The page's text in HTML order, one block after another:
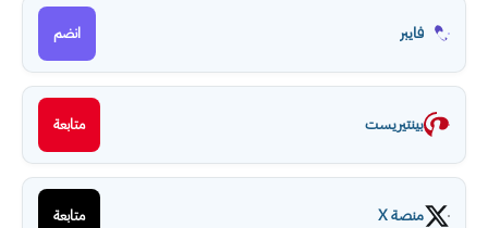
فايبر انضم
بينتيريست متابعة
منصة X متابعة